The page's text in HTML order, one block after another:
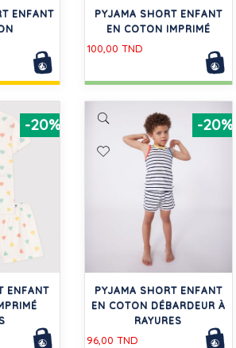
ENFANT
PYJAMA SHORT ENFANT
EN COTON IMPRIMÉ
100,00 TND
-20%
ENFANT
-20%
PYJAMA SHORT ENFANT
EN COTON DÉBARDEUR À
RAYURES
96,00 TND